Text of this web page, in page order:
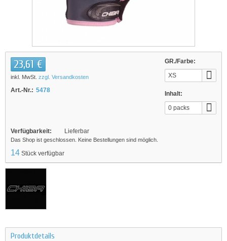
GR./Farbe:
XS
Inhalt:
0 packs
23,61 €
inkl. MwSt. zzgl. Versandkosten
Art.-Nr.: 5478
Verfügbarkeit: Lieferbar
Das Shop ist geschlossen. Keine Bestellungen sind möglich.
14 Stück verfügbar
Produktdetails